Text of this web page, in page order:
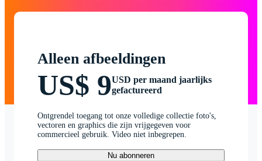
Alleen afbeeldingen
US$ 9USD per maand jaarlijks
gefactureerd
Ontgrendel toegang tot onze volledige collectie foto's,
vectoren en graphics die zijn vrijgegeven voor
commercieel gebruik. Video niet inbegrepen.
Nu abonneren